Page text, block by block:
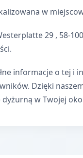
w
29 , 58-
informacje o tej
Dzięki
w Twojej